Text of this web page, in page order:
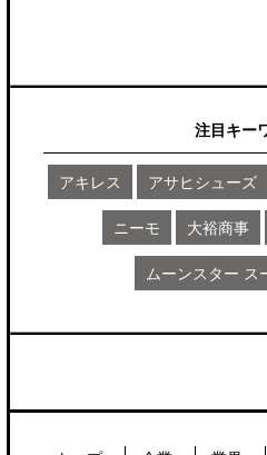
注目キー
アキレス アサヒシューズ
ニーモ 大裕商事
ムーンスター ス